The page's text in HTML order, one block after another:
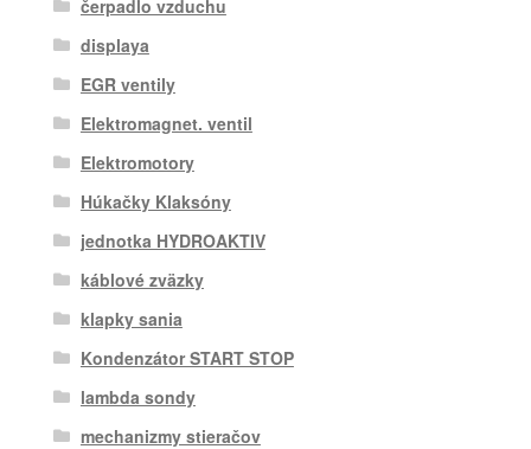
čerpadlo vzduchu
displaya
EGR ventily
Elektromagnet. ventil
Elektromotory
Húkačky Klaksóny
jednotka HYDROAKTIV
káblové zväzky
klapky sania
Kondenzátor START STOP
lambda sondy
mechanizmy stieračov